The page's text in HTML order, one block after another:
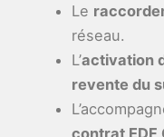
Le
réseau.
L’activation
revente du
contrat EDF